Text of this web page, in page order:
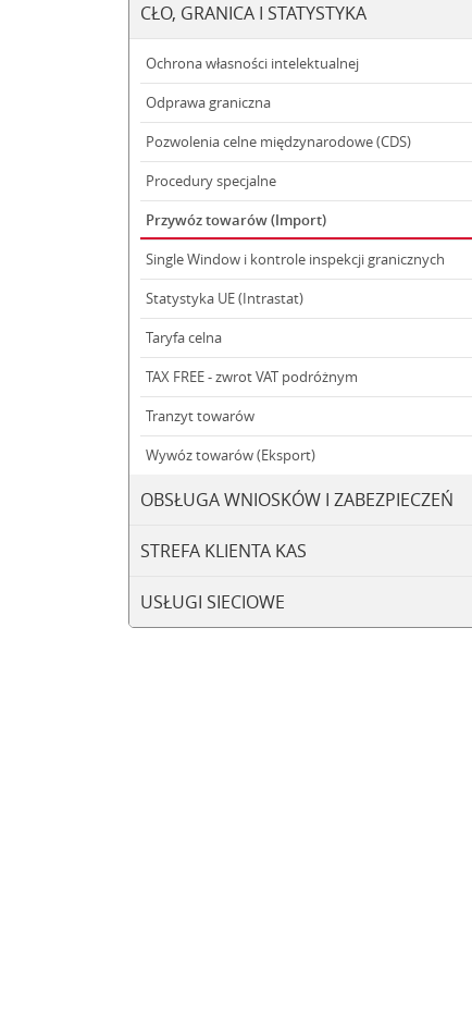
CŁO, GRANICA I STATYSTYKA
Ochrona własności intelektualnej
Odprawa graniczna
Pozwolenia celne międzynarodowe (CDS)
Procedury specjalne
Przywóz towarów (Import)
Single Window i kontrole inspekcji granicznych
Statystyka UE (Intrastat)
Taryfa celna
TAX FREE - zwrot VAT podróżnym
Tranzyt towarów
Wywóz towarów (Eksport)
OBSŁUGA WNIOSKÓW I ZABEZPIECZEŃ
STREFA KLIENTA KAS
USŁUGI SIECIOWE